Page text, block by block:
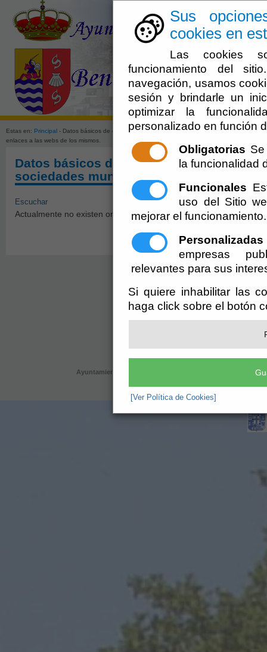
Sus
cookies en
Las cookies
funcionamiento del
navegación, usamos
sesión y brindarle un
optimizar la
personalizado en función
Obligatorias
la funcionalidad
Funcionales
uso del Sitio
mejorar el funcionamiento.
Personalizadas
empresas
relevantes para sus
Si quiere inhabilitar las
haga click sobre el botón
[Ver Política de Cookies]
El
Estas en: Principal - Datos básicos de organismos descentralizados, entes instrumentales y
enlaces a las webs de los mismos.
Datos básicos de organismos
sociedades municipales, así como
Escuchar
Actualmente no existen organismos descentralizados, entes
Ayuntamiento de Bentarique (P-0402800-G)
- AyuntamPlaza